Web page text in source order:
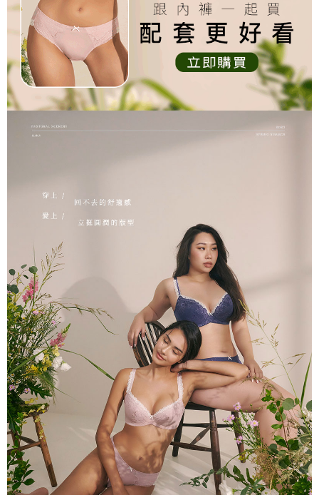
每筆NT$90，滿NT$1,300(含以上)免運費
香港直送- 順豐海外 查看運費
海外專區｜ Overseas 查看運費
澳門直送- 順豐海外 查看運費